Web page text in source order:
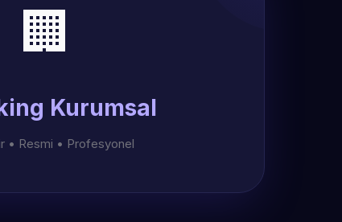
🏢
Kurumsal
• Resmi • Profesyonel